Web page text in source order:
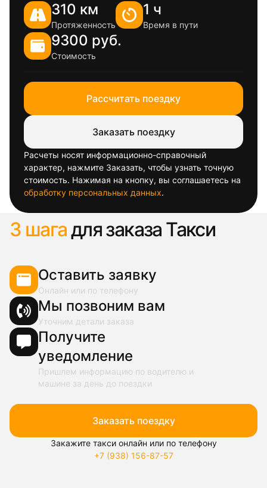
310 км
Протяженность
1 ч
Время в пути
9300 руб.
Стоимость
Рассчитать поездку
Заказать поездку
Расчеты носят информационно-справочный
характер, нажмите Заказать, чтобы узнать точную
стоимость. Нажимая на кнопку, вы соглашаетесь на
обработку персональных данных.
3 шагадля заказа Такси
Оставить заявку
Онлайн или по телефону
Мы позвоним вам
Уточним детали заказа
Получите
уведомление
Пришлем информацию по водителю и
машине за день до поездки
Заказать поездку
Закажите такси онлайн или по телефону
+7 (938) 156-87-57